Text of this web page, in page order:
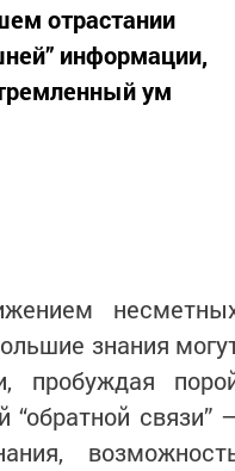
отрастании
информации,
ум
знания
пробуждая
“обратной связи”